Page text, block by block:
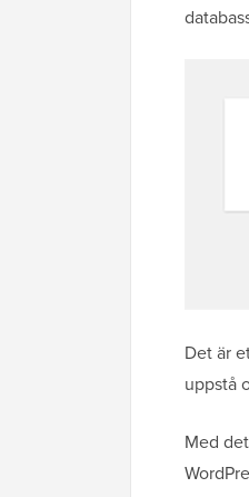
Det är
uppstå
Med